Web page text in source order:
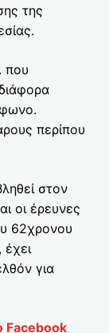
της
που
περίπου
στον
οι έρευνες
62χρονου
έχει
για
Facebook